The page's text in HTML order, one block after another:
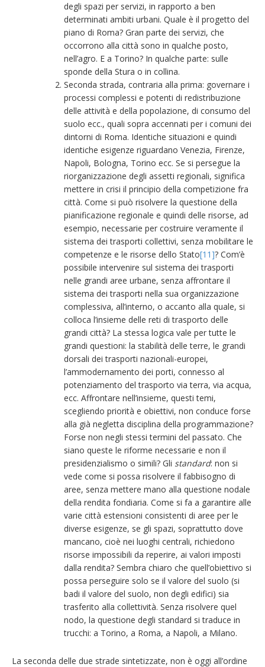
degli spazi per servizi, in rapporto a ben
determinati ambiti urbani. Quale è il progetto del
piano di Roma? Gran parte dei servizi, che
occorrono alla città sono in qualche posto,
nell’agro. E a Torino? In qualche parte: sulle
sponde della Stura o in collina.
Seconda strada, contraria alla prima: governare i
processi complessi e potenti di redistribuzione
delle attività e della popolazione, di consumo del
suolo ecc., quali sopra accennati per i comuni dei
dintorni di Roma. Identiche situazioni e quindi
identiche esigenze riguardano Venezia, Firenze,
Napoli, Bologna, Torino ecc. Se si persegue la
riorganizzazione degli assetti regionali, significa
mettere in crisi il principio della competizione fra
città. Come si può risolvere la questione della
pianificazione regionale e quindi delle risorse, ad
esempio, necessarie per costruire veramente il
sistema dei trasporti collettivi, senza mobilitare le
competenze e le risorse dello Stato[11]? Com’è
possibile intervenire sul sistema dei trasporti
nelle grandi aree urbane, senza affrontare il
sistema dei trasporti nella sua organizzazione
complessiva, all’interno, o accanto alla quale, si
colloca l’insieme delle reti di trasporto delle
grandi città? La stessa logica vale per tutte le
grandi questioni: la stabilità delle terre, le grandi
dorsali dei trasporti nazionali-europei,
l’ammodernamento dei porti, connesso al
potenziamento del trasporto via terra, via acqua,
ecc. Affrontare nell’insieme, questi temi,
scegliendo priorità e obiettivi, non conduce forse
alla già negletta disciplina della programmazione?
Forse non negli stessi termini del passato. Che
siano queste le riforme necessarie e non il
presidenzialismo o simili? Gli standard: non si
vede come si possa risolvere il fabbisogno di
aree, senza mettere mano alla questione nodale
della rendita fondiaria. Come si fa a garantire alle
varie città estensioni consistenti di aree per le
diverse esigenze, se gli spazi, soprattutto dove
mancano, cioè nei luoghi centrali, richiedono
risorse impossibili da reperire, ai valori imposti
dalla rendita? Sembra chiaro che quell’obiettivo si
possa perseguire solo se il valore del suolo (si
badi il valore del suolo, non degli edifici) sia
trasferito alla collettività. Senza risolvere quel
nodo, la questione degli standard si traduce in
trucchi: a Torino, a Roma, a Napoli, a Milano.
La seconda delle due strade sintetizzate, non è oggi all’ordine